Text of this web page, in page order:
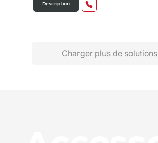
Charger plus de solutions
Description